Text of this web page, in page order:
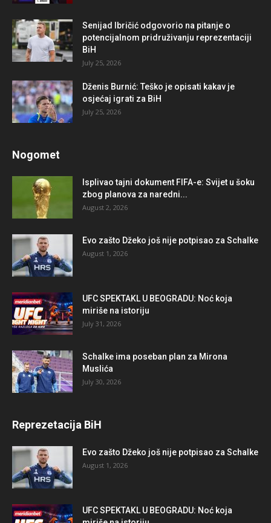
Senijad Ibričić odgovorio na pitanje o
potencijalnom pridruživanju reprezentaciji
BiH
July 25, 2026
Dženis Burnić: Teško je opisati kakav je
osjećaj igrati za BiH
July 25, 2026
Nogomet
Isplivao tajni dokument FIFA-e: Svijet u šoku
zbog planova za naredni...
August 2, 2026
Evo zašto Džeko još nije potpisao za Schalke
August 1, 2026
UFC SPEKTAKL U BEOGRADU: Noć koja
miriše na istoriju
July 31, 2026
Schalke ima poseban plan za Mirona
Muslića
July 30, 2026
Reprezetacija BiH
Evo zašto Džeko još nije potpisao za Schalke
August 1, 2026
UFC SPEKTAKL U BEOGRADU: Noć koja